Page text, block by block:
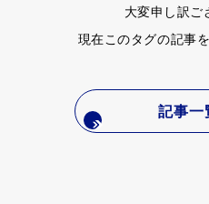
大変申し訳ご
現在このタグの記事
記事一